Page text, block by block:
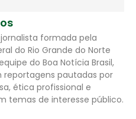
formada pela
do Rio Grande do Norte
do Boa Notícia Brasil,
pautadas por
ética profissional e
temas de interesse público.